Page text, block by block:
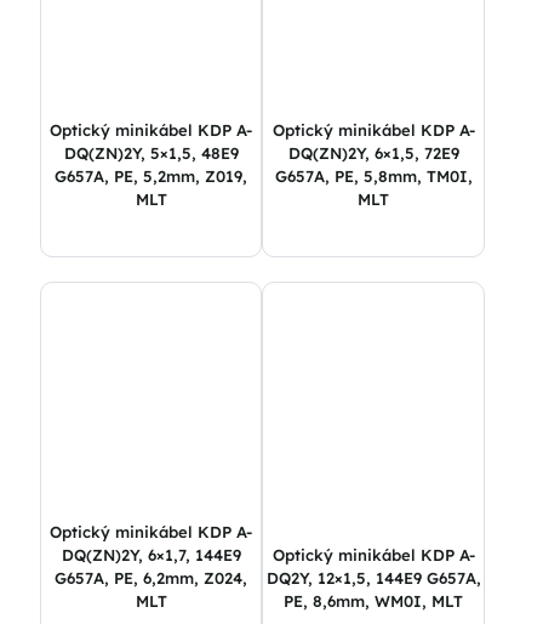
Optický minikábel KDP A-
DQ(ZN)2Y, 5×1,5, 48E9
G657A, PE, 5,2mm, Z019,
MLT
Optický minikábel KDP A-
DQ(ZN)2Y, 6×1,5, 72E9
G657A, PE, 5,8mm, TM0I,
MLT
Optický minikábel KDP A-
DQ(ZN)2Y, 6×1,7, 144E9
G657A, PE, 6,2mm, Z024,
MLT
Optický minikábel KDP A-
DQ2Y, 12×1,5, 144E9 G657A,
PE, 8,6mm, WM0I, MLT